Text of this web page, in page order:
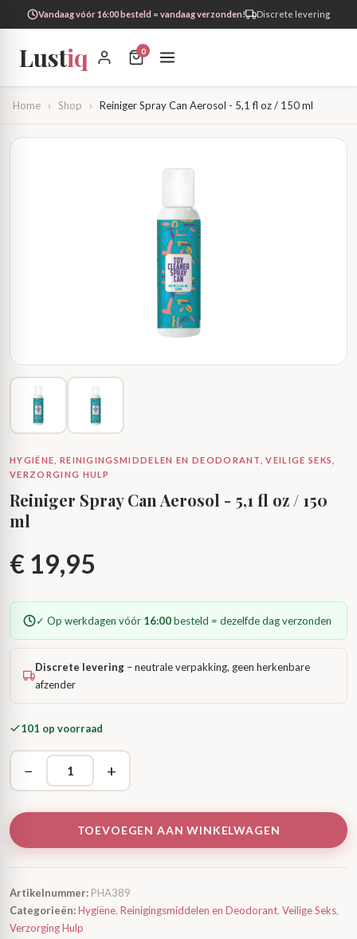
Vandaag vóór 16:00 besteld = vandaag verzonden! Discrete levering
Lustiq 0
Home › Shop › Reiniger Spray Can Aerosol - 5,1 fl oz / 150 ml
HYGIËNE, REINIGINGSMIDDELEN EN DEODORANT, VEILIGE SEKS,
VERZORGING HULP
Reiniger Spray Can Aerosol - 5,1 fl oz / 150
ml
€ 19,95
✓ Op werkdagen vóór 16:00besteld = dezelfde dag verzonden
Discrete levering – neutrale verpakking, geen herkenbare
afzender
101 op voorraad
− +
TOEVOEGEN AAN WINKELWAGEN
Artikelnummer: PHA389
Categorieën:Hygiëne, Reinigingsmiddelen en Deodorant, Veilige Seks,
Verzorging Hulp